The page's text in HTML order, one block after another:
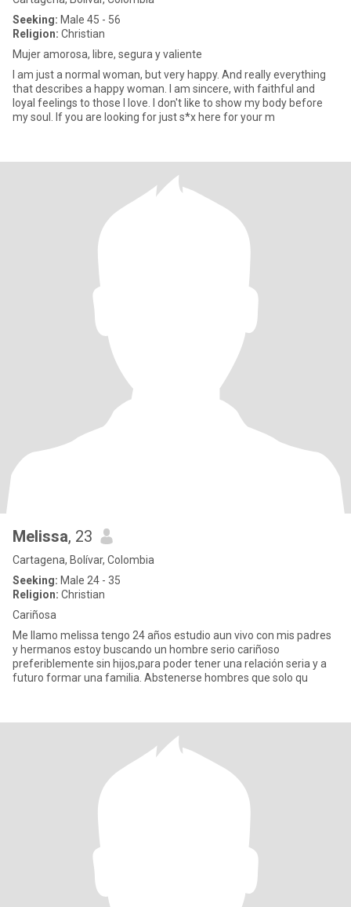
Seeking: Male 45 - 56
Religion: Christian
Mujer amorosa, libre, segura y valiente
I am just a normal woman, but very happy. And really everything
that describes a happy woman. I am sincere, with faithful and
loyal feelings to those I love. I don't like to show my body before
my soul. If you are looking for just s*x here for your m
Melissa, 23
Cartagena, Bolívar, Colombia
Seeking: Male 24 - 35
Religion: Christian
Cariñosa
Me llamo melissa tengo 24 años estudio aun vivo con mis padres
y hermanos estoy buscando un hombre serio cariñoso
preferiblemente sin hijos,para poder tener una relación seria y a
futuro formar una familia. Abstenerse hombres que solo qu